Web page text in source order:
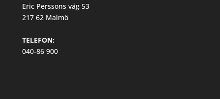
Eric Perssons väg 53
217 62 Malmö
TELEFON:
040-86 900